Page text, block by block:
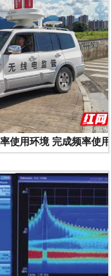
使用环境 完成频率使